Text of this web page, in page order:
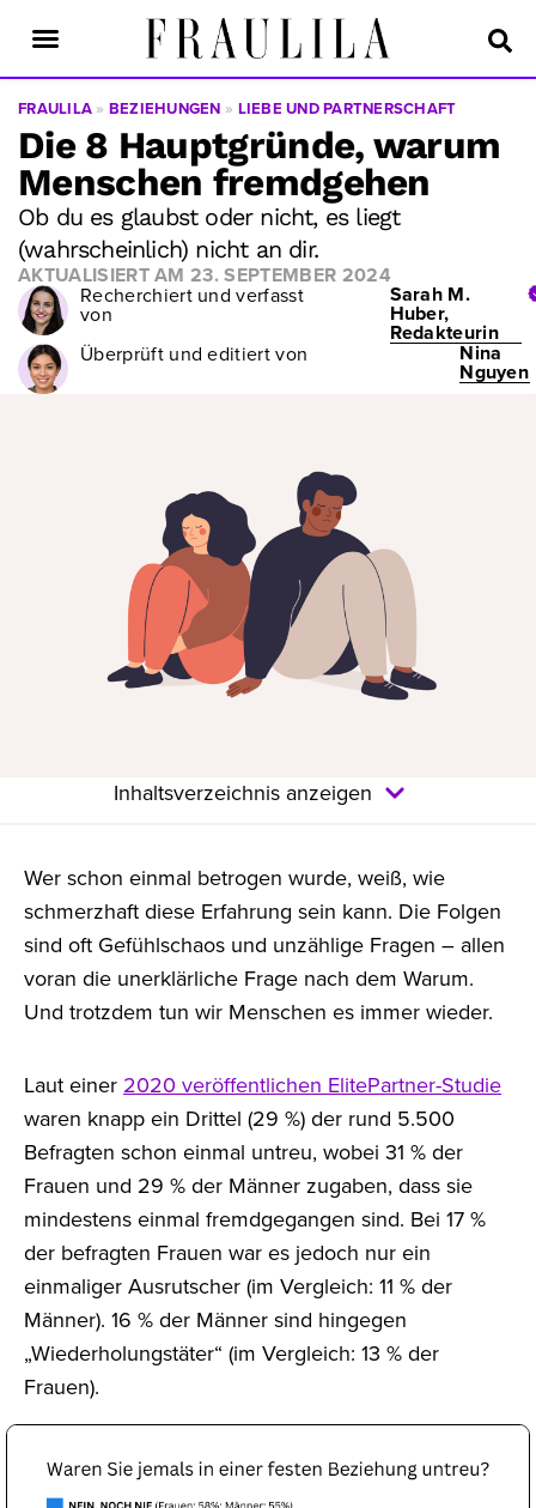
FRAULILA » BEZIEHUNGEN » LIEBE UND PARTNERSCHAFT
Die 8 Hauptgründe, warum
Menschen fremdgehen
Ob du es glaubst oder nicht, es liegt
(wahrscheinlich) nicht an dir.
AKTUALISIERT AM23. SEPTEMBER 2024
Recherchiert und verfasst
von
Sarah M.
Huber,
Redakteurin
Überprüft und editiert von Nina
Nguyen
Inhaltsverzeichnis anzeigen
Wer schon einmal betrogen wurde, weiß, wie
schmerzhaft diese Erfahrung sein kann. Die Folgen
sind oft Gefühlschaos und unzählige Fragen – allen
voran die unerklärliche Frage nach dem Warum.
Und trotzdem tun wir Menschen es immer wieder.
Laut einer 2020 veröffentlichen ElitePartner-Studie
waren knapp ein Drittel (29 %) der rund 5.500
Befragten schon einmal untreu, wobei 31 % der
Frauen und 29 % der Männer zugaben, dass sie
mindestens einmal fremdgegangen sind. Bei 17 %
der befragten Frauen war es jedoch nur ein
einmaliger Ausrutscher (im Vergleich: 11 % der
Männer). 16 % der Männer sind hingegen
„Wiederholungstäter“ (im Vergleich: 13 % der
Frauen).